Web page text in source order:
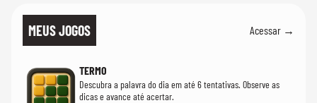
MEUS JOGOS Acessar →
TERMO
Descubra a palavra do dia em até 6 tentativas. Observe as
dicas e avance até acertar.